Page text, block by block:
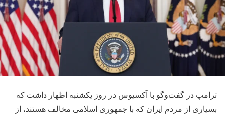
ترامپ در گفت‌وگو با آکسیوس در روز یکشنبه اظهار داشت که
بسیاری از مردم ایران که با جمهوری اسلامی مخالف هستند، از